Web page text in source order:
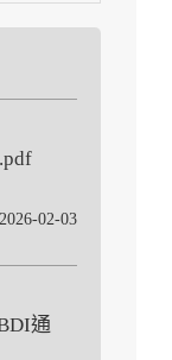
02-03
通